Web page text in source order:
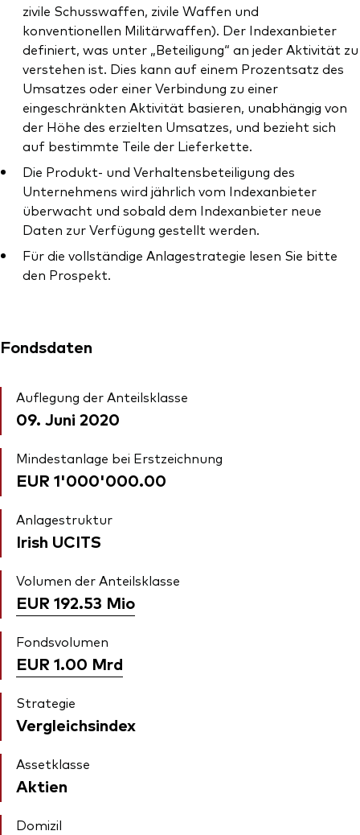
zivile Schusswaffen, zivile Waffen und
konventionellen Militärwaffen). Der Indexanbieter
definiert, was unter „Beteiligung“ an jeder Aktivität zu
verstehen ist. Dies kann auf einem Prozentsatz des
Umsatzes oder einer Verbindung zu einer
eingeschränkten Aktivität basieren, unabhängig von
der Höhe des erzielten Umsatzes, und bezieht sich
auf bestimmte Teile der Lieferkette.
Die Produkt- und Verhaltensbeteiligung des
Unternehmens wird jährlich vom Indexanbieter
überwacht und sobald dem Indexanbieter neue
Daten zur Verfügung gestellt werden.
Für die vollständige Anlagestrategie lesen Sie bitte
den Prospekt.
Fondsdaten
Auflegung der Anteilsklasse
09. Juni 2020
Mindestanlage bei Erstzeichnung
EUR 1'000'000.00
Anlagestruktur
Irish UCITS
Volumen der Anteilsklasse
EUR 192.53 Mio
Fondsvolumen
EUR 1.00 Mrd
Strategie
Vergleichsindex
Assetklasse
Aktien
Domizil